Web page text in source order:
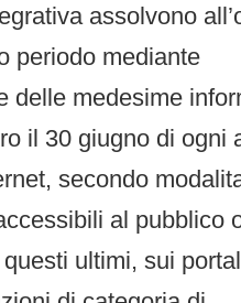
assolvono
periodo mediante
delle medesime
il 30 giugno di ogni
secondo
al pubblico
ultimi, sui